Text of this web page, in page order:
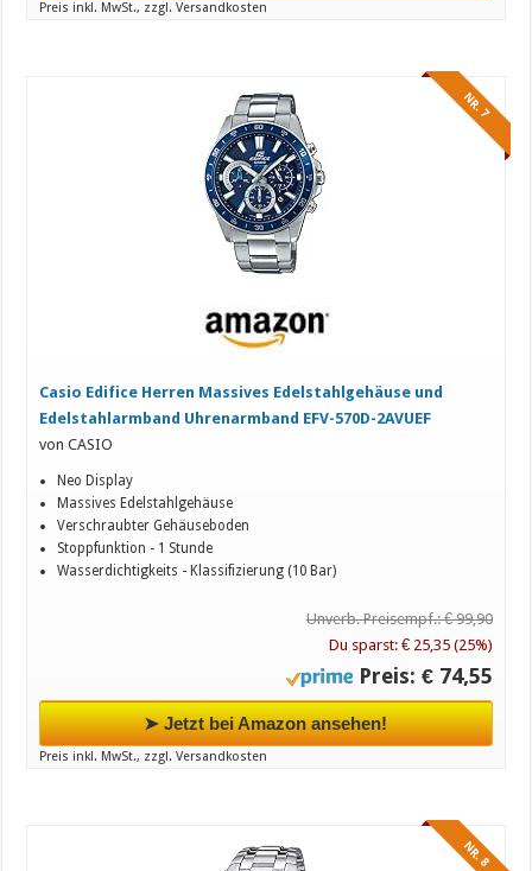
Preis inkl. MwSt., zzgl. Versandkosten
NR. 7
Casio Edifice Herren Massives Edelstahlgehäuse und
Edelstahlarmband Uhrenarmband EFV-570D-2AVUEF
von CASIO
Neo Display
Massives Edelstahlgehäuse
Verschraubter Gehäuseboden
Stoppfunktion - 1 Stunde
Wasserdichtigkeits - Klassifizierung (10 Bar)
Unverb. Preisempf.: € 99,90
Du sparst: € 25,35 (25%)
Preis: € 74,55
➤ Jetzt bei Amazon ansehen!
Preis inkl. MwSt., zzgl. Versandkosten
NR. 8